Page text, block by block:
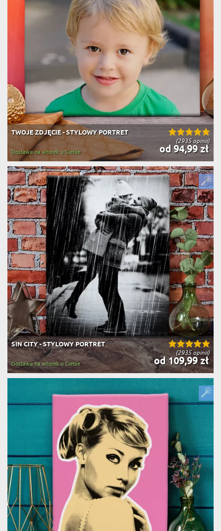
(2935 opinii)
TWOJE ZDJĘCIE - STYLOWY PORTRET
od 94,99 zł
Dostawa na wtorek u Ciebie
(2935 opinii)
SIN CITY - STYLOWY PORTRET
od 109,99 zł
Dostawa na wtorek u Ciebie